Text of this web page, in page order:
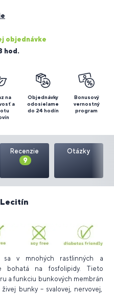
objednávke
hod.
na
a
Objednávky
odosielame
do 24 hodín
Bonusový
vernostný
program
Recenzie
9
Otázky
sa v mnohých rastlinných a
bohatá na fosfolipidy. Tieto
a funkciu bunkových membrán
bunky – svalovej, nervovej,